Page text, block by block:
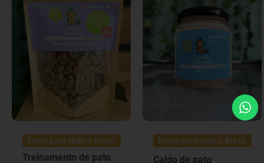
Envio para todo o Brasil
Treinamento de pato
Envio para todo o Brasil
Caldo de pato